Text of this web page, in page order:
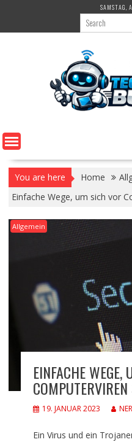
content
SAMSTAG,
You are here Home
Einfache Wege, um sich vor
Allgemein
EINFACHE
19. JANUAR 2023
Ein Virus und ein